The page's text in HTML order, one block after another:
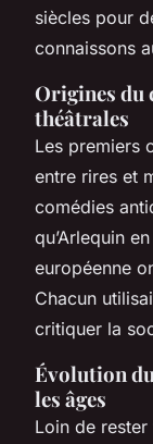
siècles pour
connaissons
Origines du
théâtrales
Les premiers
entre rires et
comédies
qu’Arlequin
européenne
Chacun
critiquer la
Évolution
les âges
Loin de